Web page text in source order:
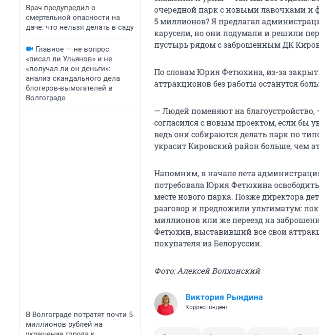
Врач предупредил о
смертельной опасности на
даче: что нельзя делать в саду
Главное — не вопрос
«писал ли Ульянов» и не
«получал ли он деньги»:
анализ скандального дела
блогеров-вымогателей в
Волгограде
В Волгограде потратят почти 5
миллионов рублей на
очередной парк с новыми лавочками и
5 миллионов? Я предлагал
карусели, но они подумали и решили
пустырь рядом с заброшенным ДК
По словам Юрия Фетюхина, из-за
аттракционов без работы останутся
— Людей поменяют на
согласился с новым проектом, если бы
ведь они собираются делать парк по
украсит Кировский район больше, чем
Напомним, в начале лета
потребовала Юрия Фетюхина
месте нового парка. Позже директора
разговор и предложили ультиматум:
миллионов или же переезд на
Фетюхин, выставивший все свои
покупателя из Белоруссии.
Фото: Алексей Волхонский
Виктория Рындина
Корреспондент